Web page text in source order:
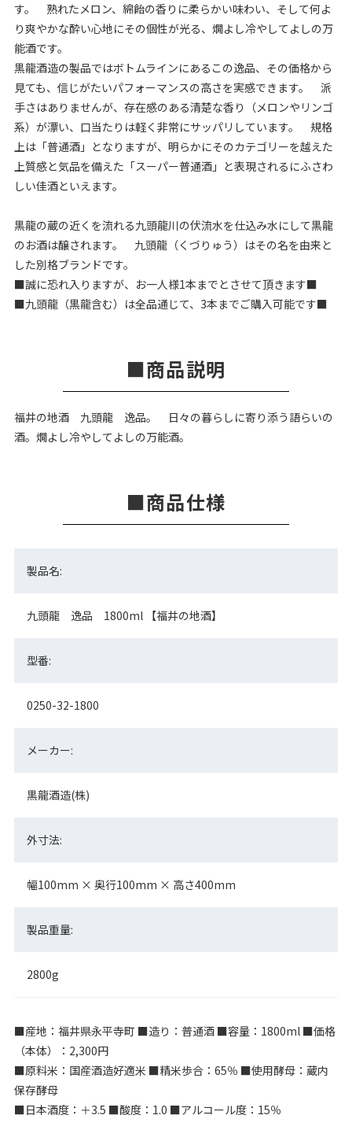
す。 熟れたメロン、綿飴の香りに柔らかい味わい、そして何よ
り爽やかな酔い心地にその個性が光る、燗よし冷やしてよしの万
能酒です。
黒龍酒造の製品ではボトムラインにあるこの逸品、その価格から
見ても、信じがたいパフォーマンスの高さを実感できます。 派
手さはありませんが、存在感のある清楚な香り（メロンやリンゴ
系）が漂い、口当たりは軽く非常にサッパリしています。 規格
上は「普通酒」となりますが、明らかにそのカテゴリーを越えた
上質感と気品を備えた「スーパー普通酒」と表現されるにふさわ
しい佳酒といえます。
黒龍の蔵の近くを流れる九頭龍川の伏流水を仕込み水にして黒龍
のお酒は醸されます。 九頭龍（くづりゅう）はその名を由来と
した別格ブランドです。
■誠に恐れ入りますが、お一人様1本までとさせて頂きます■
■九頭龍（黒龍含む）は全品通じて、3本までご購入可能です■
商品説明
福井の地酒 九頭龍 逸品。 日々の暮らしに寄り添う語らいの
酒。燗よし冷やしてよしの万能酒。
商品仕様
製品名:
九頭龍 逸品 1800ml 【福井の地酒】
型番:
0250-32-1800
メーカー:
黒龍酒造(株)
外寸法:
幅100mm × 奥行100mm × 高さ400mm
製品重量:
2800g
■産地：福井県永平寺町 ■造り：普通酒 ■容量：1800ml ■価格
（本体）：2,300円
■原料米：国産酒造好適米 ■精米歩合：65％ ■使用酵母：蔵内
保存酵母
■日本酒度：＋3.5 ■酸度：1.0 ■アルコール度：15％